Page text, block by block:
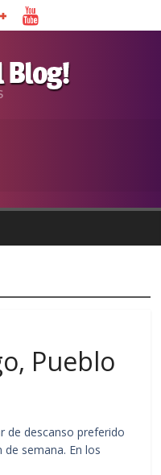
Pueblo
de descanso preferido
semana. En los